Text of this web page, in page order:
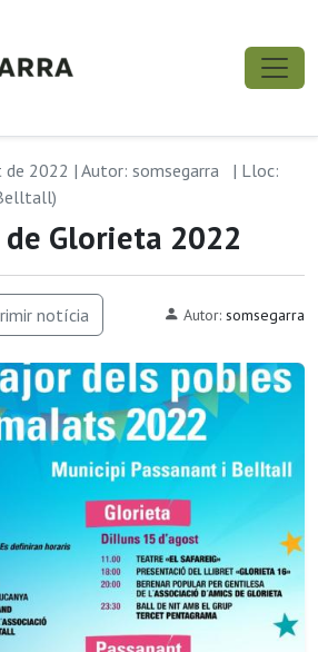
2022 | Autor: somsegarra
| Lloc:
Glorieta 2022
notícia Autor: somsegarra